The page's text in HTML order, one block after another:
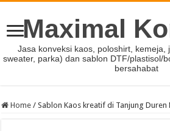
Maximal
Jasa konveksi kaos, poloshirt, kemeja,
sweater, parka) dan sablon DTF/plastisol/
bersahabat
Home / Sablon Kaos kreatif di Tanjung Duren